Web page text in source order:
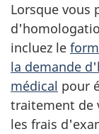
Lorsque vous
incluez le
la demande
médical pour
traitement de
les frais